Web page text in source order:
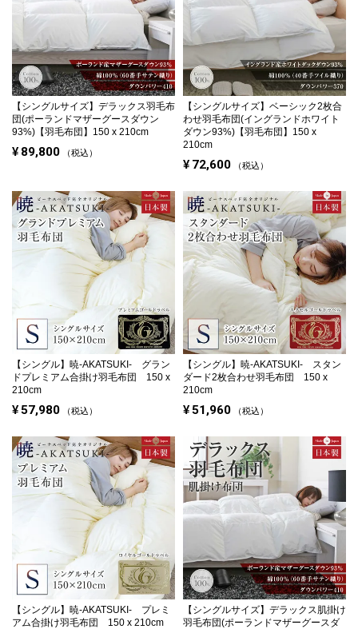
【シングルサイズ】 デラックス羽毛布
団(ポーランドマザーグースダウン
93%)【羽毛布団】150 x 210cm
¥ 89,800 税込
【シングルサイズ】 ベーシック2枚合
わせ羽毛布団(イングランドホワイト
ダウン93%)【羽毛布団】150 x
210cm
¥ 72,600 税込
【シングル】 暁-AKATSUKI- グラン
ドプレミアム合掛け羽毛布団 150 x
210cm
¥57,980 税込
【シングル】 暁-AKATSUKI- スタン
ダード2枚合わせ羽毛布団 150 x
210cm
¥51,960 税込
【シングル】 暁-AKATSUKI- プレミ
アム合掛け羽毛布団 150 x 210cm
【シングルサイズ】 デラックス肌掛け
羽毛布団(ポーランドマザーグースダ